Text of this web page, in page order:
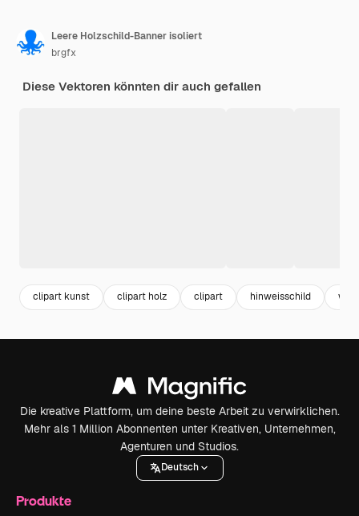
Leere Holzschild-Banner isoliert
brgfx
Diese Vektoren könnten dir auch gefallen
clipart kunst clipart holz clipart hinweisschild
Die kreative Plattform, um deine beste Arbeit zu verwirklichen.
Mehr als 1 Million Abonnenten unter Kreativen, Unternehmen,
Agenturen und Studios.
Deutsch
Produkte